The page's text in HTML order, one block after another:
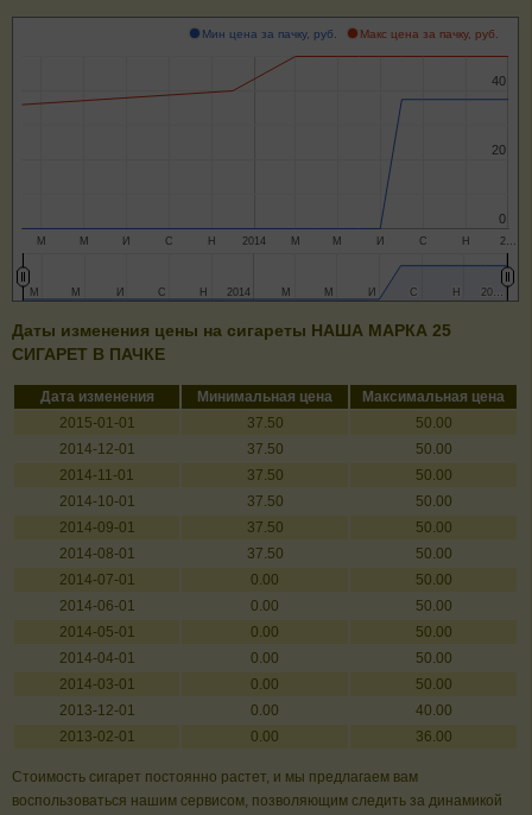
Мин цена за пачку, руб. Макс цена за пачку, руб.
2014 2…
М М И С Н М М И С Н
0
0
20
20
40
40
2014
2014 20…
20…
М
М М
М ИИ С
С НН М
М М
М ИИ С
С НН
Даты изменения цены на сигареты НАША МАРКА 25
СИГАРЕТ В ПАЧКЕ
Дата изменения Минимальная цена
Максимальная цена
2015-01-01
37.50
50.00
2014-12-01
37.50
50.00
2014-11-01
37.50
50.00
2014-10-01
37.50
50.00
2014-09-01
37.50
50.00
2014-08-01
37.50
50.00
2014-07-01
0.00
50.00
2014-06-01
0.00
50.00
2014-05-01
0.00
50.00
2014-04-01
0.00
50.00
2014-03-01
0.00
50.00
2013-12-01
0.00
40.00
2013-02-01
0.00 36.00
Стоимость сигарет постоянно растет, и мы предлагаем вам
воспользоваться нашим сервисом, позволяющим следить за динамикой